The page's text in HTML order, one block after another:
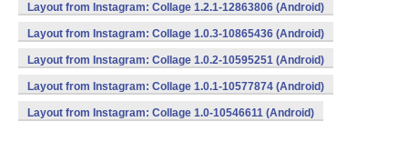
Layout from Instagram: Collage 1.2.1-12863806 (Android)
Layout from Instagram: Collage 1.0.3-10865436 (Android)
Layout from Instagram: Collage 1.0.2-10595251 (Android)
Layout from Instagram: Collage 1.0.1-10577874 (Android)
Layout from Instagram: Collage 1.0-10546611 (Android)